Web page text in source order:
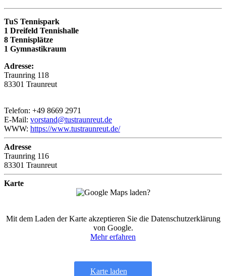
TuS Tennispark
1 Dreifeld Tennishalle
8 Tennisplätze
1 Gymnastikraum
Adresse:
Traunring 118
83301 Traunreut
Telefon: +49 8669 2971
E-Mail: vorstand@tustraunreut.de
WWW: https://www.tustraunreut.de/
Adresse
Traunring 116
83301 Traunreut
Karte
Mit dem Laden der Karte akzeptieren Sie die Datenschutzerklärung
von Google.
Mehr erfahren
Karte laden